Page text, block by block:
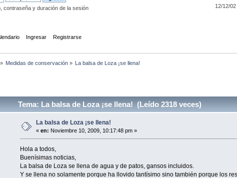
contraseña y duración de la sesión
12/12/
Ingresar Registrarse
Medidas de conservación » La balsa de Loza ¡se llena!
Tema: La balsa de Loza ¡se llena! (Leído 2318 veces)
La balsa de Loza ¡se llena!
«en: Noviembre 10, 2009, 10:17:48 pm »
Hola a todos,
Buenísimas noticias,
La balsa de Loza se llena de agua y de patos, gansos incluidos.
Y se llena no solamente porque ha llovido tantísimo sino también porque los